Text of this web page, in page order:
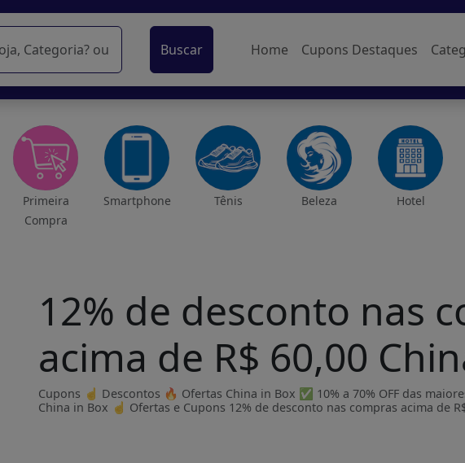
Buscar Home Cupons Destaques
Primeira
Compra
Smartphone Tênis Beleza Hotel
12% de desconto nas
acima de R$ 60,00
Cupons ☝ Descontos 🔥 Ofertas China in Box ✅ 10% a 70% OFF das
China in Box ☝ Ofertas e Cupons 12% de desconto nas compras acima de